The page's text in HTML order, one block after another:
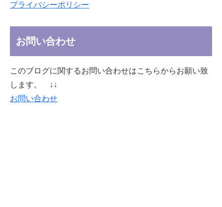
プライバシーポリシー
お問い合わせ
このブログに関するお問い合わせはこちらからお願い致
します。 ↓↓
お問い合わせ